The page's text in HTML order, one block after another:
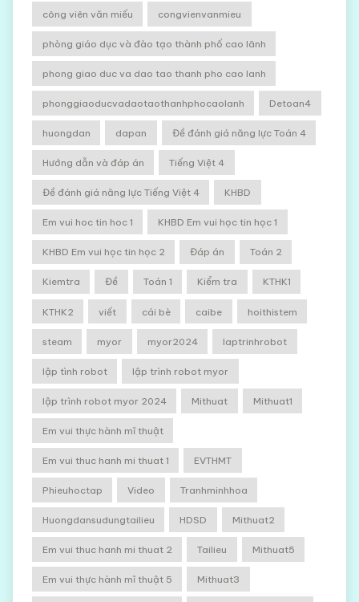
công viên văn miếu congvienvanmieu
phòng giáo dục và đào tạo thành phố cao lãnh
phong giao duc va dao tao thanh pho cao lanh
phonggiaoducvadaotaothanhphocaolanh Detoan4
huongdan dapan Đề đánh giá năng lực Toán 4
Hướng dẫn và đáp án Tiếng Việt 4
Đề đánh giá năng lực Tiếng Việt 4 KHBD
Em vui hoc tin hoc 1 KHBD Em vui học tin học 1
KHBD Em vui học tin học 2 Đáp án Toán 2
Kiemtra Đề Toán 1 Kiểm tra KTHK1
KTHK2 viết cái bè caibe hoithistem
steam myor myor2024 laptrinhrobot
lập tình robot lập trình robot myor
lập trình robot myor 2024 Mithuat Mithuat1
Em vui thực hành mĩ thuật
Em vui thuc hanh mi thuat 1 EVTHMT
Phieuhoctap Video Tranhminhhoa
Huongdansudungtailieu HDSD Mithuat2
Em vui thuc hanh mi thuat 2 Tailieu Mithuat5
Em vui thực hành mĩ thuật 5 Mithuat3